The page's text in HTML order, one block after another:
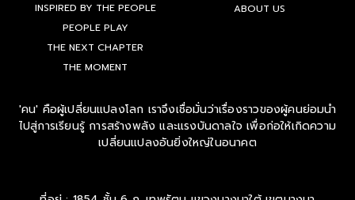
INSPIRED BY THE PEOPLE
PEOPLE PLAY
THE NEXT CHAPTER
THE MOMENT
ABOUT US
'คน' คือผู้เปลี่ยนแปลงโลก เราจึงเชื่อมั่นว่าเรื่องราวของผู้คนย่อมนำ
ไปสู่การเรียนรู้ การสร้างพลัง และแรงบันดาลใจ เพื่อก่อให้เกิดความ
เปลี่ยนแปลงอันยิ่งใหญ่ในอนาคต